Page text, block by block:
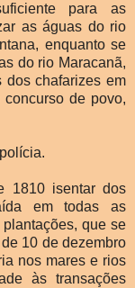
para as
as águas do rio
enquanto se
do rio Maracanã,
dos chafarizes em
de povo,
1810 isentar dos
em todas as
que se
10 de dezembro
nos mares e rios
às transações